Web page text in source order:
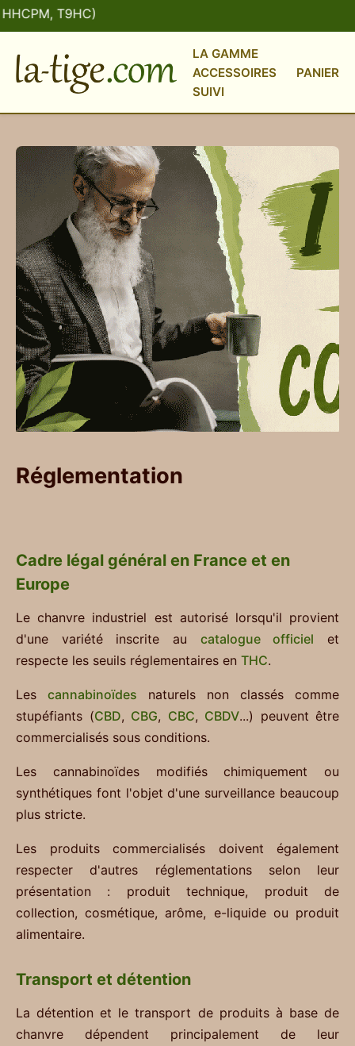
T9HC)
LA GAMME
ACCESSOIRES
PANIER
SUIVI
Réglementation
Cadre légal général en France et en
Europe
Le chanvre industriel est autorisé lorsqu'il provient
d'une variété inscrite au catalogue officiel et
respecte les seuils réglementaires en THC.
Les cannabinoïdes naturels non classés comme
stupéfiants (CBD, CBG, CBC, CBDV...) peuvent être
commercialisés sous conditions.
Les cannabinoïdes modifiés chimiquement ou
synthétiques font l'objet d'une surveillance beaucoup
plus stricte.
Les produits commercialisés doivent également
respecter d'autres réglementations selon leur
présentation : produit technique, produit de
collection, cosmétique, arôme, e-liquide ou produit
alimentaire.
Transport et détention
La détention et le transport de produits à base de
chanvre dépendent principalement de leur